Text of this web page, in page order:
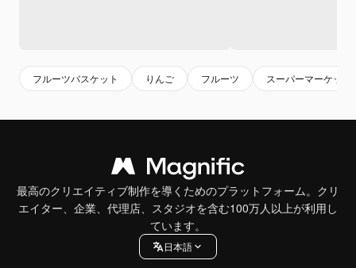
フルーツバスケット りんご フルーツ スーパーマーケット
最高のクリエイティブ制作を導くためのプラットフォーム。クリ
エイター、企業、代理店、スタジオを含む100万人以上が利用し
ています。
日本語